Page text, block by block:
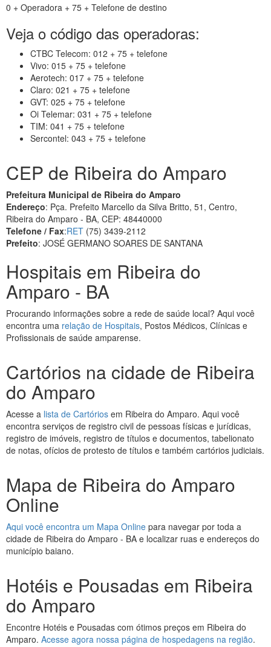
0 + Operadora + 75 + Telefone de destino
Veja o código das operadoras:
CTBC Telecom: 012 + 75 + telefone
Vivo: 015 + 75 + telefone
Aerotech: 017 + 75 + telefone
Claro: 021 + 75 + telefone
GVT: 025 + 75 + telefone
Oi Telemar: 031 + 75 + telefone
TIM: 041 + 75 + telefone
Sercontel: 043 + 75 + telefone
CEP de Ribeira do Amparo
Prefeitura Municipal de Ribeira do Amparo
Endereço: Pça. Prefeito Marcello da Silva Britto, 51, Centro,
Ribeira do Amparo - BA, CEP: 48440000
Telefone / Fax:RET (75) 3439-2112
Prefeito: JOSÉ GERMANO SOARES DE SANTANA
Hospitais em Ribeira do
Amparo - BA
Procurando informações sobre a rede de saúde local? Aqui você
encontra uma relação de Hospitais, Postos Médicos, Clínicas e
Profissionais de saúde amparense.
Cartórios na cidade de Ribeira
do Amparo
Acesse a lista de Cartórios em Ribeira do Amparo. Aqui você
encontra serviços de registro civil de pessoas físicas e jurídicas,
registro de imóveis, registro de títulos e documentos, tabelionato
de notas, ofícios de protesto de títulos e também cartórios judiciais.
Mapa de Ribeira do Amparo
Online
Aqui você encontra um Mapa Online para navegar por toda a
cidade de Ribeira do Amparo - BA e localizar ruas e endereços do
município baiano.
Hotéis e Pousadas em Ribeira
do Amparo
Encontre Hotéis e Pousadas com ótimos preços em Ribeira do
Amparo. Acesse agora nossa página de hospedagens na região.